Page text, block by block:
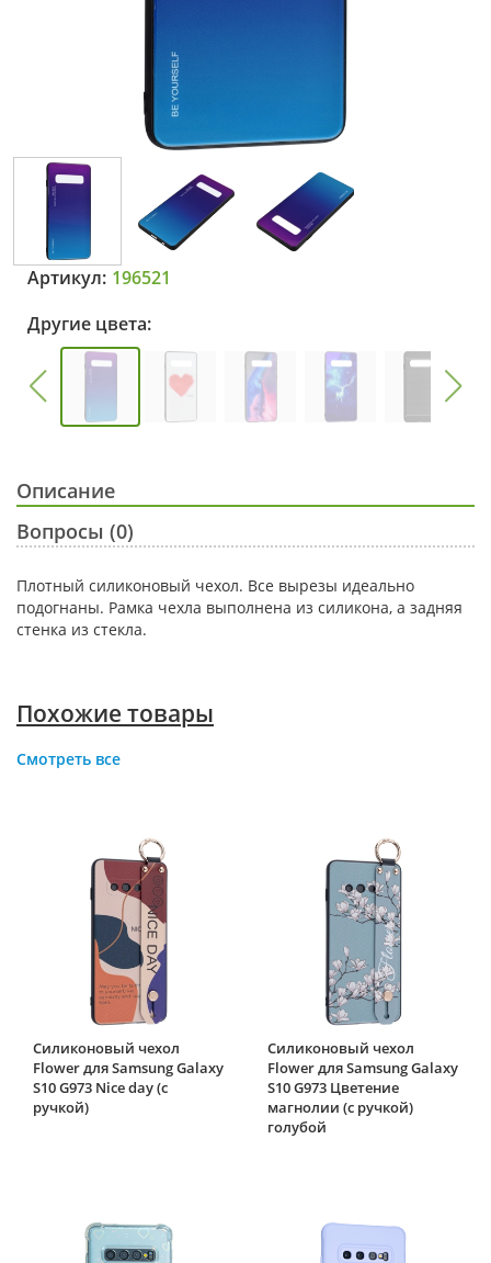
Артикул: 196521
Другие цвета:
Описание
Вопросы (0)
Плотный силиконовый чехол. Все вырезы идеально
подогнаны. Рамка чехла выполнена из силикона, а задняя
стенка из стекла.
Похожие товары
Смотреть все
Силиконовый чехол
Flower для Samsung Galaxy
S10 G973 Nice day (с
ручкой)
Силиконовый чехол
Flower для Samsung Galaxy
S10 G973 Цветение
магнолии (с ручкой)
голубой